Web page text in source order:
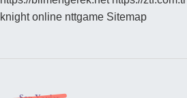
knight online nttgame Sitemap